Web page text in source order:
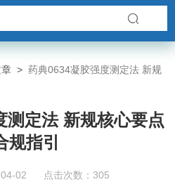
>药典0634凝胶强度测定法 新规
测定法 新规核心要点
规指引
04-02 点击次数：305